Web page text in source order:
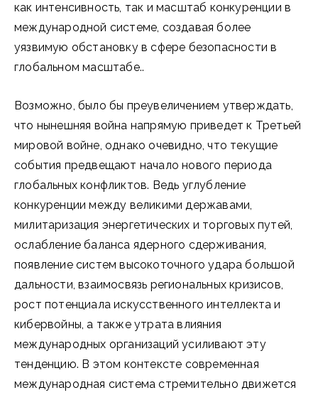
как интенсивность, так и масштаб конкуренции в
международной системе, создавая более
уязвимую обстановку в сфере безопасности в
глобальном масштабе..
Возможно, было бы преувеличением утверждать,
что нынешняя война напрямую приведет к Третьей
мировой войне, однако очевидно, что текущие
события предвещают начало нового периода
глобальных конфликтов. Ведь углубление
конкуренции между великими державами,
милитаризация энергетических и торговых путей,
ослабление баланса ядерного сдерживания,
появление систем высокоточного удара большой
дальности, взаимосвязь региональных кризисов,
рост потенциала искусственного интеллекта и
кибервойны, а также утрата влияния
международных организаций усиливают эту
тенденцию. В этом контексте современная
международная система стремительно движется